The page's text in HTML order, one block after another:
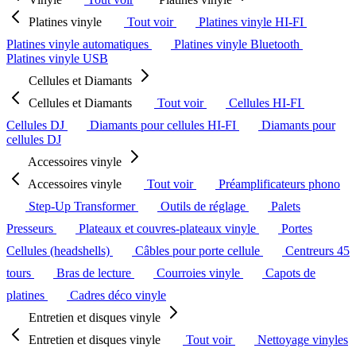
Platines vinyle
Tout voir
Platines vinyle HI-FI
Platines vinyle automatiques
Platines vinyle Bluetooth
Platines vinyle USB
Cellules et Diamants
Cellules et Diamants
Tout voir
Cellules HI-FI
Cellules DJ
Diamants pour cellules HI-FI
Diamants pour
cellules DJ
Accessoires vinyle
Accessoires vinyle
Tout voir
Préamplificateurs phono
Step-Up Transformer
Outils de réglage
Palets
Presseurs
Plateaux et couvres-plateaux vinyle
Portes
Cellules (headshells)
Câbles pour porte cellule
Centreurs 45
tours
Bras de lecture Courroies vinyle
Capots de
platines
Cadres déco vinyle
Entretien et disques vinyle
Entretien et disques vinyle
Tout voir
Nettoyage vinyles